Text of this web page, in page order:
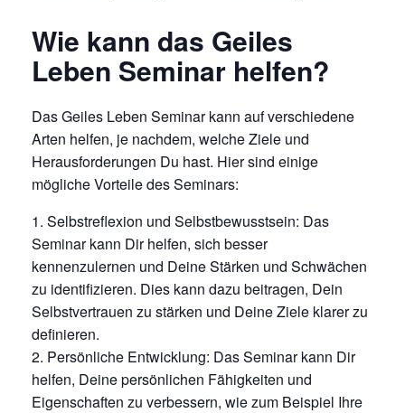
Wie kann das Geiles
Leben Seminar helfen?
Das Geiles Leben Seminar kann auf verschiedene
Arten helfen, je nachdem, welche Ziele und
Herausforderungen Du hast. Hier sind einige
mögliche Vorteile des Seminars:
Selbstreflexion und Selbstbewusstsein: Das
Seminar kann Dir helfen, sich besser
kennenzulernen und Deine Stärken und Schwächen
zu identifizieren. Dies kann dazu beitragen, Dein
Selbstvertrauen zu stärken und Deine Ziele klarer zu
definieren.
Persönliche Entwicklung: Das Seminar kann Dir
helfen, Deine persönlichen Fähigkeiten und
Eigenschaften zu verbessern, wie zum Beispiel Ihre